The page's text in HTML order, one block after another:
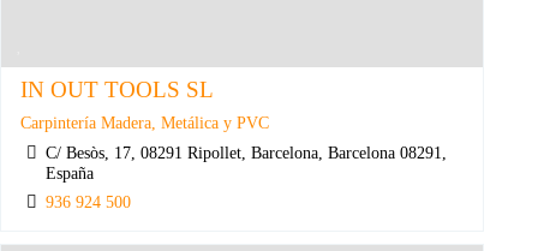
IN OUT TOOLS SL
Carpintería Madera, Metálica y PVC
C/ Besòs, 17, 08291 Ripollet, Barcelona, Barcelona 08291,
España
936 924 500